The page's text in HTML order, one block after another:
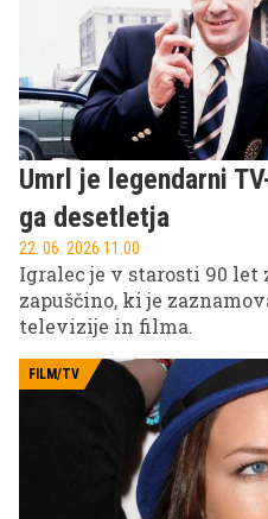
Umrl je legendarni
ga desetletja
22. 06. 2026 11.00
Igralec je v starosti 90
zapuščino, ki je
televizije in filma.
FILM/TV